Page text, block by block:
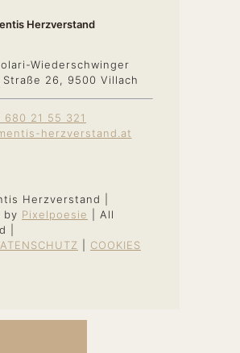
Herzverstand
Wiederschwinger
26, 9500 Villach
680 21 55 321
herzverstand.at
Herzverstand |
by Pixelpoesie
| All
|
COOKIES